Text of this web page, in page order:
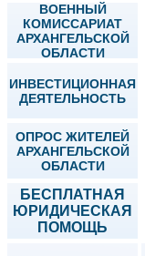
ВОЕННЫЙ
КОМИССАРИАТ
АРХАНГЕЛЬСКОЙ
ОБЛАСТИ
ИНВЕСТИЦИОННАЯ
ДЕЯТЕЛЬНОСТЬ
ОПРОС ЖИТЕЛЕЙ
АРХАНГЕЛЬСКОЙ
ОБЛАСТИ
БЕСПЛАТНАЯ
ЮРИДИЧЕСКАЯ
ПОМОЩЬ